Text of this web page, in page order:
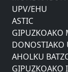
UPV/EHU
ASTIC
GIPUZKOAKO
DONOSTIAKO
AHOLKU
GIPUZKOAKO